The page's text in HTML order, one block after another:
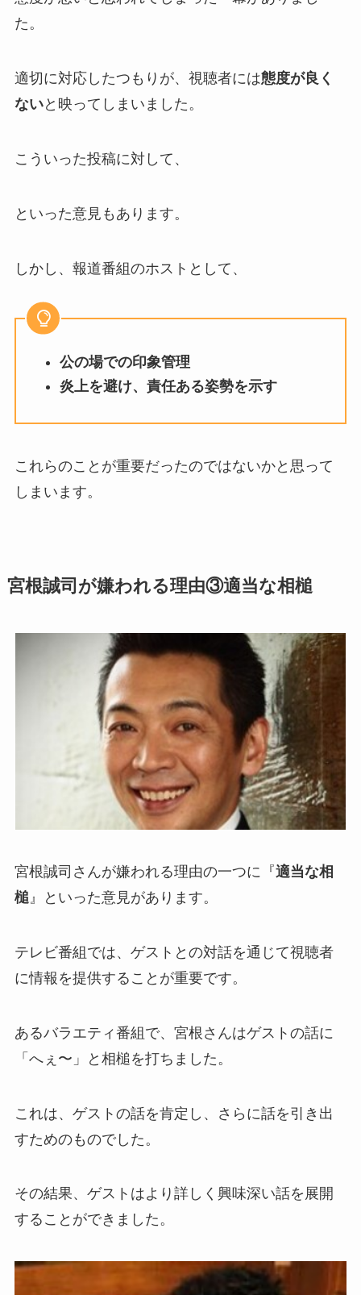
た。
適切に対応したつもりが、視聴者には態度が良く
ないと映ってしまいました。
こういった投稿に対して、
といった意見もあります。
しかし、報道番組のホストとして、
公の場での印象管理
炎上を避け、責任ある姿勢を示す
これらのことが重要だったのではないかと思って
しまいます。
宮根誠司が嫌われる理由③適当な相槌
宮根誠司さんが嫌われる理由の一つに『適当な相
槌』といった意見があります。
テレビ番組では、ゲストとの対話を通じて視聴者
に情報を提供することが重要です。
あるバラエティ番組で、宮根さんはゲストの話に
「へぇ〜」と相槌を打ちました。
これは、ゲストの話を肯定し、さらに話を引き出
すためのものでした。
その結果、ゲストはより詳しく興味深い話を展開
することができました。